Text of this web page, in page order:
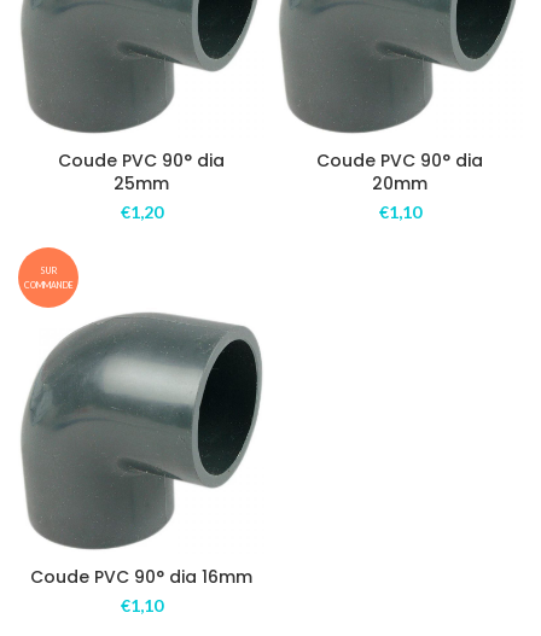
Coude PVC 90° dia
25mm
€1,20
Coude PVC 90° dia
20mm
€1,10
SUR
COMMANDE
Coude PVC 90° dia 16mm
€1,10